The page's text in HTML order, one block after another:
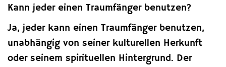
Kann jeder einen Traumfänger benutzen?
Ja, jeder kann einen Traumfänger benutzen,
unabhängig von seiner kulturellen Herkunft
oder seinem spirituellen Hintergrund. Der